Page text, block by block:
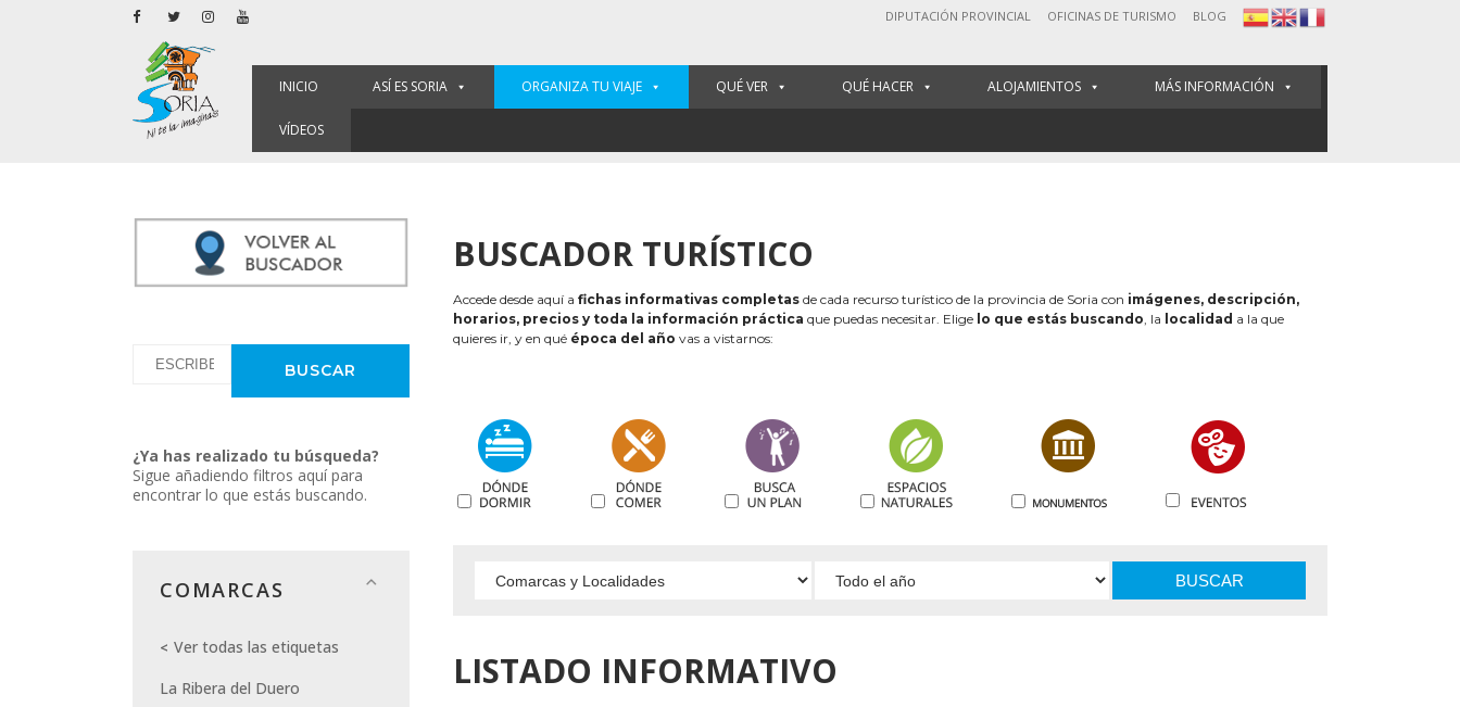
DIPUTACIÓN PROVINCIAL OFICINAS DE TURISMO BLOG
INICIO ASÍ ES SORIA ORGANIZA TU VIAJE QUÉ VER QUÉ HACER ALOJAMIENTOS MÁS INFORMACIÓN
VÍDEOS
¿Ya has realizado tu búsqueda?
Sigue añadiendo filtros aquí para
encontrar lo que estás buscando.
COMARCAS
Ver todas las etiquetas
La Ribera del Duero
BUSCADOR TURÍSTICO
Accede desde aquí a fichas informativas completas de cada recurso turístico de la provincia de Soria con imágenes, descripción,
horarios, precios y toda la información práctica que puedas necesitar. Elige lo que estás buscando, la localidad a la que
quieres ir, y en qué época del año vas a vistarnos:
BUSCAR
LISTADO INFORMATIVO